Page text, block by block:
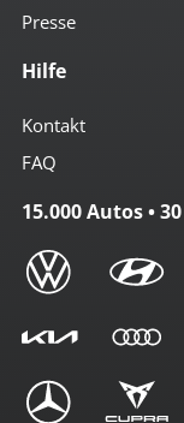
Presse
Hilfe
Kontakt
FAQ
15.000 Autos •